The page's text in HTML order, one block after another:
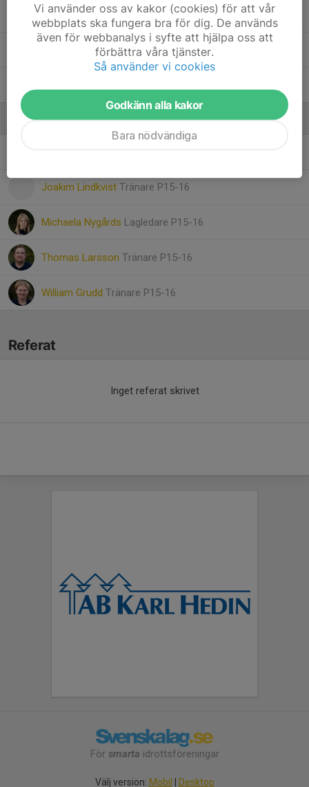
5. Valter Becker
13. Ville Åhs
Ledare
Joakim Lindkvist Tränare P15-16
Michaela Nygårds Lagledare P15-16
Thomas Larsson Tränare P15-16
William Grudd Tränare P15-16
Referat
Inget referat skrivet
För smarta idrottsföreningar
Välj version: Mobil Desktop
Vi använder oss av kakor (cookies) för att vår
webbplats ska fungera bra för dig. De används
även för webbanalys i syfte att hjälpa oss att
förbättra våra tjänster.
Så använder vi cookies
Godkänn alla kakor
Bara nödvändiga